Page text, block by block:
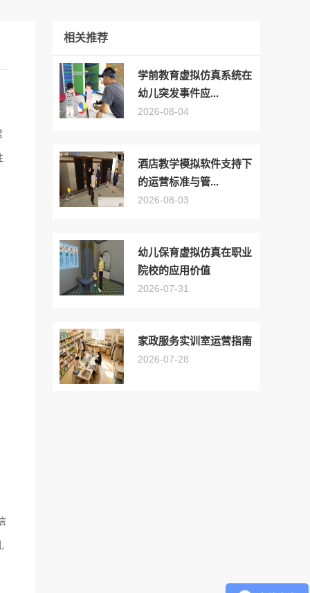
相关推荐
学前教育虚拟仿真系统在
幼儿突发事件应...
2026-08-04
酒店教学模拟软件支持下
的运营标准与管...
2026-08-03
幼儿保育虚拟仿真在职业
院校的应用价值
2026-07-31
家政服务实训室运营指南
2026-07-28